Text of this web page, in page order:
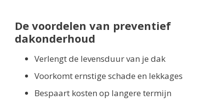
De voordelen van preventief
dakonderhoud
Verlengt de levensduur van je dak
Voorkomt ernstige schade en lekkages
Bespaart kosten op langere termijn